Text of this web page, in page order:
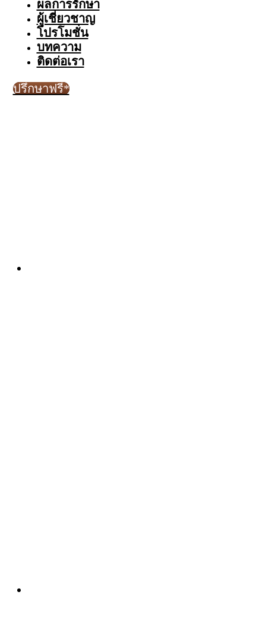
ผลการรักษา
ผู้เชี่ยวชาญ
โปรโมชั่น
บทความ
ติดต่อเรา
ปรึกษาฟรี*